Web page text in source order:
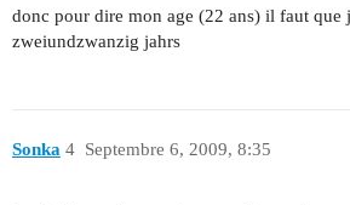
donc pour dire mon age (22 ans) il faut que
zweiundzwanzig jahrs
Sonka Septembre 6, 2009, 8:35
4